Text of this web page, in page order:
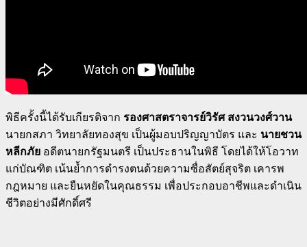
พิธีครั้งนี้ได้รับเกียรติจาก รองศาสตราจารย์วิรัศ สงวนวงศ์วาน
นายกสภา วิทยาลัยทองสุข เป็นผู้มอบปริญญาบัตร และ นายชวน
หลีกภัย อดีตนายกรัฐมนตรี เป็นประธานในพิธี โดยได้ให้โอวาท
แก่บัณฑิต เน้นย้ำการดำรงตนด้วยความซื่อสัตย์สุจริต เคารพ
กฎหมาย และยืนหยัดในคุณธรรม เพื่อประกอบอาชีพและดำเนิน
ชีวิตอย่างมีศักดิ์ศรี